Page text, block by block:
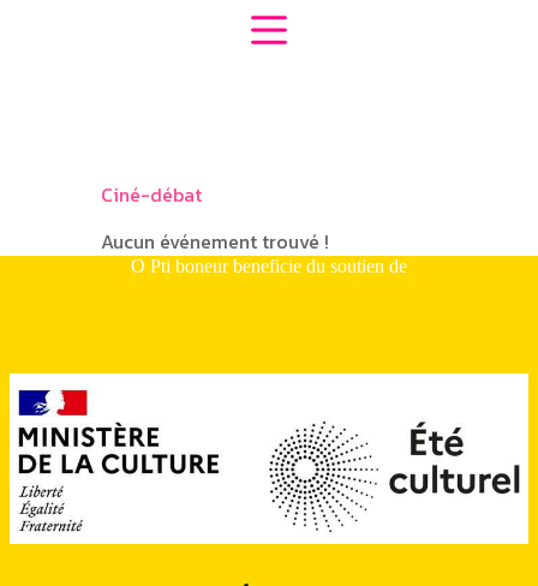
Ciné-débat
Aucun événement trouvé !
O Pti boneur beneficie du soutien de